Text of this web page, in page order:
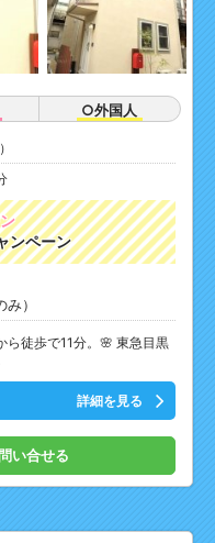
○外国人
ンペーン
）
ら徒歩で11分。🌸 東急目黒
詳細を見る
い合せる